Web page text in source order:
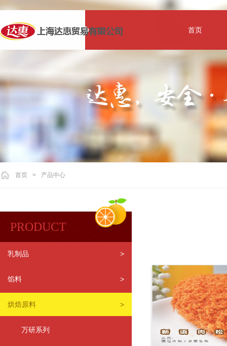
首页
首页 > 产品中心
PRODUCT
乳制品 >
馅料 >
烘焙原料 >
万研系列